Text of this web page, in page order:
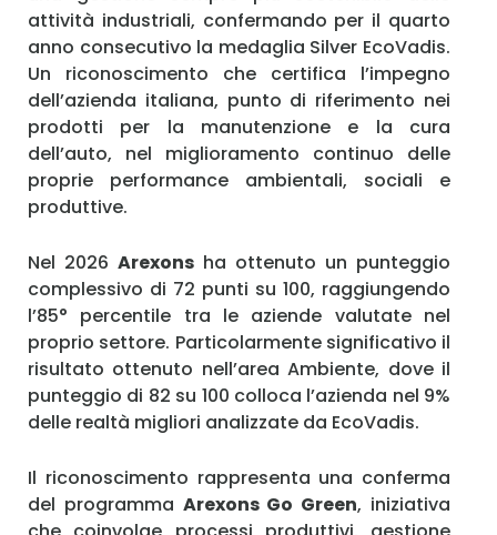
attività industriali, confermando per il quarto
anno consecutivo la medaglia Silver EcoVadis.
Un riconoscimento che certifica l’impegno
dell’azienda italiana, punto di riferimento nei
prodotti per la manutenzione e la cura
dell’auto, nel miglioramento continuo delle
proprie performance ambientali, sociali e
produttive.
Nel 2026 Arexons ha ottenuto un punteggio
complessivo di 72 punti su 100, raggiungendo
l’85° percentile tra le aziende valutate nel
proprio settore. Particolarmente significativo il
risultato ottenuto nell’area Ambiente, dove il
punteggio di 82 su 100 colloca l’azienda nel 9%
delle realtà migliori analizzate da EcoVadis.
Il riconoscimento rappresenta una conferma
del programma Arexons Go Green, iniziativa